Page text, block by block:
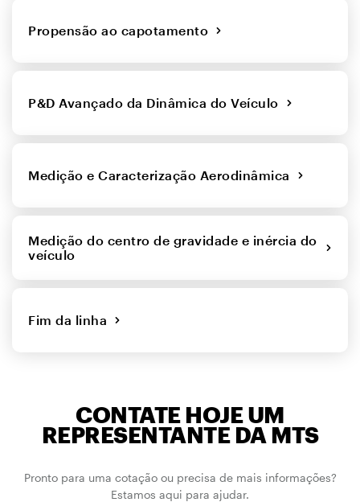
Propensão ao capotamento
P&D Avançado da Dinâmica do Veículo
Medição e Caracterização Aerodinâmica
Medição do centro de gravidade e inércia do
veículo
Fim da linha
CONTATE HOJE UM
REPRESENTANTE DA MTS
Pronto para uma cotação ou precisa de mais informações?
Estamos aqui para ajudar.